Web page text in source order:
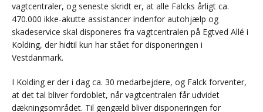
vagtcentraler, og seneste skridt er, at alle Falcks årligt ca.
470.000 ikke-akutte assistancer indenfor autohjælp og
skadeservice skal disponeres fra vagtcentralen på Egtved Allé i
Kolding, der hidtil kun har stået for disponeringen i
Vestdanmark.
I Kolding er der i dag ca. 30 medarbejdere, og Falck forventer,
at det tal bliver fordoblet, når vagtcentralen får udvidet
dækningsområdet. Til gengæld bliver disponeringen for